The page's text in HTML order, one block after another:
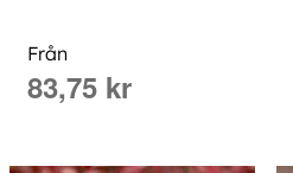
Från
83,75 kr